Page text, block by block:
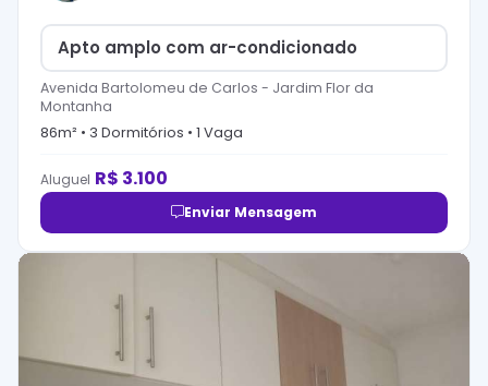
Apto amplo com ar-condicionado
Avenida Bartolomeu de Carlos - Jardim Flor da
Montanha
86m² • 3 Dormitórios • 1 Vaga
Aluguel R$ 3.100
Enviar Mensagem